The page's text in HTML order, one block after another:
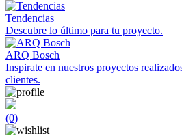
Tendencias
Descubre lo último para tu proyecto.
ARQ Bosch
Inspirate en nuestros proyectos
clientes.
(0)